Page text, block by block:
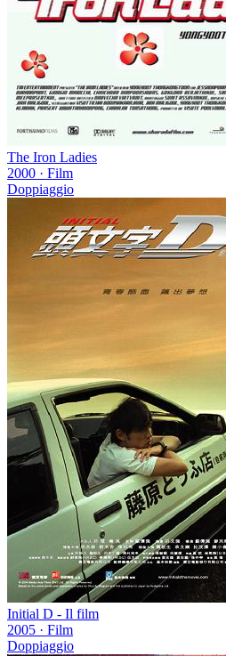
The Iron Ladies
2000 · Film
Doppiaggio
Initial D - Il film
2005 · Film
Doppiaggio